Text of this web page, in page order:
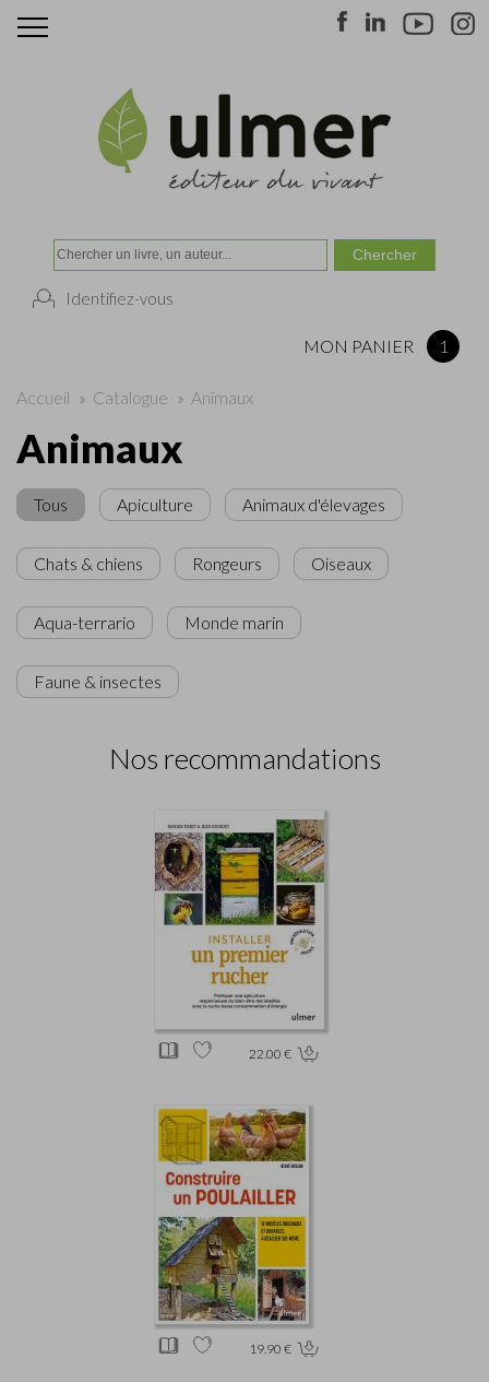
Identifiez-vous
MON PANIER 1
Accueil » Catalogue » Animaux
Animaux
Tous Apiculture Animaux d'élevages
Chats & chiens Rongeurs Oiseaux
Aqua-terrario Monde marin
Faune & insectes
Nos recommandations
22.00 €
19.90 €